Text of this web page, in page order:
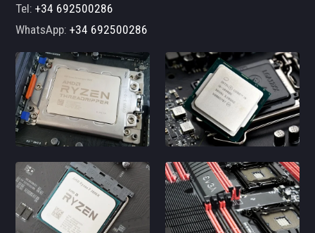
Tel:+34 692500286
WhatsApp:+34 692500286